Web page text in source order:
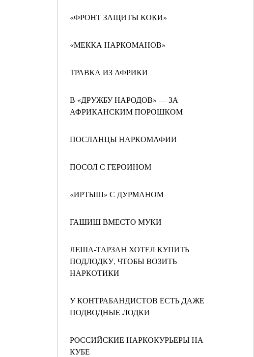
«ФРОНТ ЗАЩИТЫ КОКИ»
«МЕККА НАРКОМАНОВ»
ТРАВКА ИЗ АФРИКИ
В «ДРУЖБУ НАРОДОВ» — ЗА
АФРИКАНСКИМ ПОРОШКОМ
ПОСЛАНЦЫ НАРКОМАФИИ
ПОСОЛ С ГЕРОИНОМ
«ИРТЫШ» С ДУРМАНОМ
ГАШИШ ВМЕСТО МУКИ
ЛЕША-ТАРЗАН ХОТЕЛ КУПИТЬ
ПОДЛОДКУ, ЧТОБЫ ВОЗИТЬ
НАРКОТИКИ
У КОНТРАБАНДИСТОВ ЕСТЬ ДАЖЕ
ПОДВОДНЫЕ ЛОДКИ
РОССИЙСКИЕ НАРКОКУРЬЕРЫ НА
КУБЕ